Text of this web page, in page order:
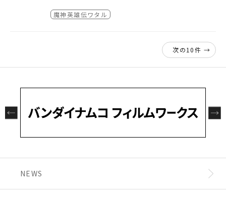
『ＮＧ騎士ラムネ＆40』より「ダ・サイダー」
ダ・サイダー 原画：齊藤卓也さん
イラストを使用したグッズは、「NG騎士ラム
ネ&40 35周年記念展」にて販売いたします。
販売していた第1弾の一部グッズもございま
◆NG騎士ラムネ&40 35周年記念展◆
(月・祝)
開催時間：午前11時～午後8時
魔神英雄伝ワタル
次の10件 →
NEWS